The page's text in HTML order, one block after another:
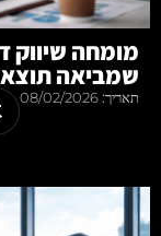
מומחה שיווק
שמביאה
תאריך:08/02/2026